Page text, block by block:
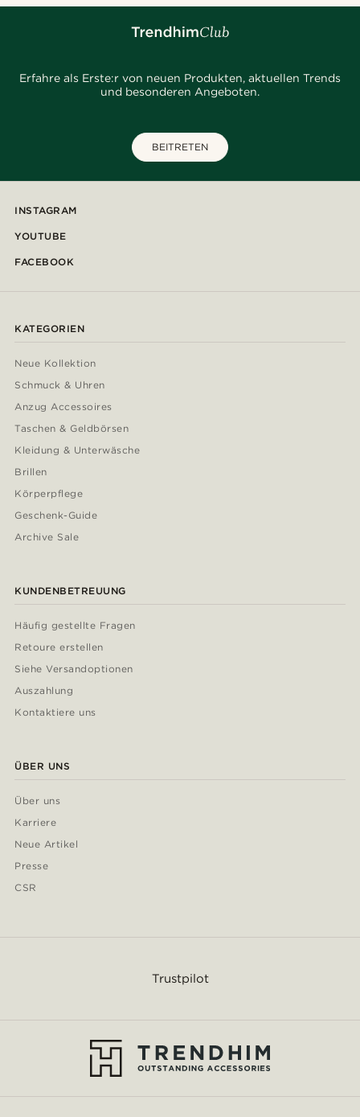
Erfahre als Erste:r von neuen Produkten, aktuellen Trends
und besonderen Angeboten.
BEITRETEN
INSTAGRAM
YOUTUBE
FACEBOOK
KATEGORIEN
Neue Kollektion
Schmuck & Uhren
Anzug Accessoires
Taschen & Geldbörsen
Kleidung & Unterwäsche
Brillen
Körperpflege
Geschenk-Guide
Archive Sale
KUNDENBETREUUNG
Häufig gestellte Fragen
Retoure erstellen
Siehe Versandoptionen
Auszahlung
Kontaktiere uns
ÜBER UNS
Über uns
Karriere
Neue Artikel
Presse
CSR
Trustpilot